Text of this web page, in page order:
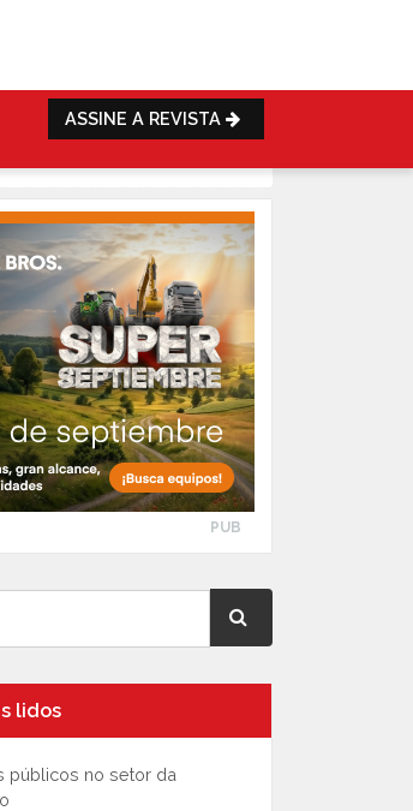
ASSINE A REVISTA
PUB
lidos
públicos no setor da